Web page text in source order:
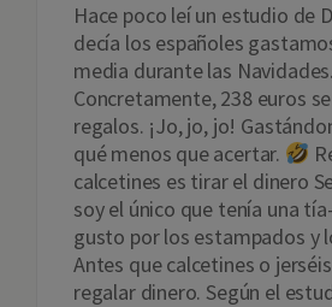
Hace poco leí un estudio de
decía los españoles
media durante las Navidades.
Concretamente, 238 euros
regalos. ¡Jo, jo, jo!
qué menos que acertar.
calcetines es tirar el dinero
soy el único que tenía una
gusto por los estampados y
Antes que calcetines o
regalar dinero. Según el